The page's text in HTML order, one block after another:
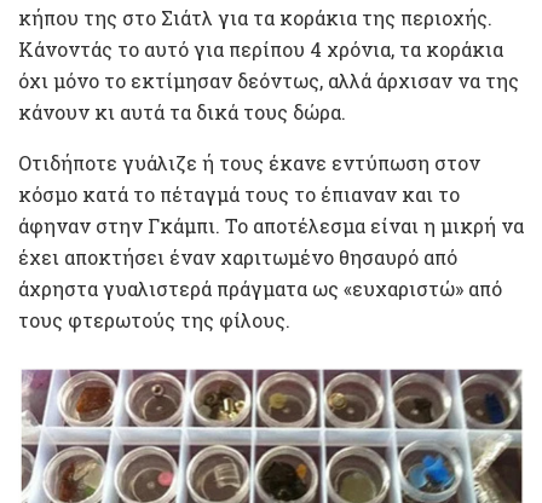
κήπου της στο Σιάτλ για τα κοράκια της περιοχής.
Κάνοντάς το αυτό για περίπου 4 χρόνια, τα κοράκια
όχι μόνο το εκτίμησαν δεόντως, αλλά άρχισαν να της
κάνουν κι αυτά τα δικά τους δώρα.
Οτιδήποτε γυάλιζε ή τους έκανε εντύπωση στον
κόσμο κατά το πέταγμά τους το έπιαναν και το
άφηναν στην Γκάμπι. Το αποτέλεσμα είναι η μικρή να
έχει αποκτήσει έναν χαριτωμένο θησαυρό από
άχρηστα γυαλιστερά πράγματα ως «ευχαριστώ» από
τους φτερωτούς της φίλους.